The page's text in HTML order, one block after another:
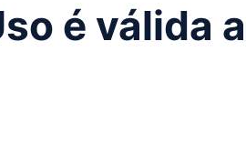
é válida